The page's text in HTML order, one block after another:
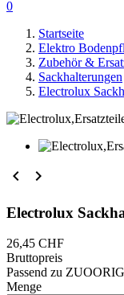
0
Startseite
Elektro
Zubehör &
Sackhalterungen
Electrolux
 
Electrolux
26,45 CHF
Bruttopreis
Passend zu
Menge